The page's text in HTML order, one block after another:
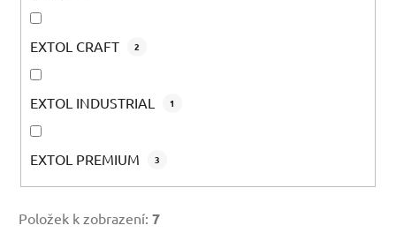
EXTOL CRAFT 2
EXTOL INDUSTRIAL 1
EXTOL PREMIUM 3
Položek k zobrazení: 7